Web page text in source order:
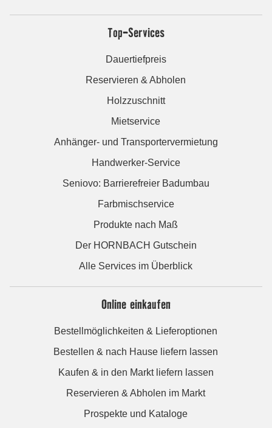
Top-Services
Dauertiefpreis
Reservieren & Abholen
Holzzuschnitt
Mietservice
Anhänger- und Transportervermietung
Handwerker-Service
Seniovo: Barrierefreier Badumbau
Farbmischservice
Produkte nach Maß
Der HORNBACH Gutschein
Alle Services im Überblick
Online einkaufen
Bestellmöglichkeiten & Lieferoptionen
Bestellen & nach Hause liefern lassen
Kaufen & in den Markt liefern lassen
Reservieren & Abholen im Markt
Prospekte und Kataloge